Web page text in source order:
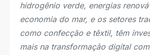
hidrogênio verde, energias
economia do mar, e os setores
como confecção e têxtil, têm
mais na transformação digital